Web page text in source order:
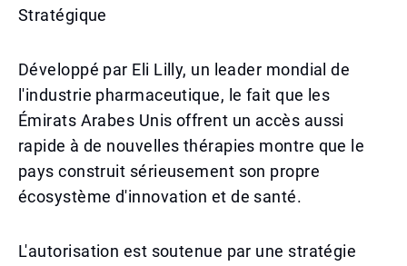
Stratégique
Développé par Eli Lilly, un leader mondial de
l'industrie pharmaceutique, le fait que les
Émirats Arabes Unis offrent un accès aussi
rapide à de nouvelles thérapies montre que le
pays construit sérieusement son propre
écosystème d'innovation et de santé.
L'autorisation est soutenue par une stratégie